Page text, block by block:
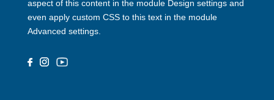
aspect of this content in the module Design settings and
even apply custom CSS to this text in the module
Advanced settings.